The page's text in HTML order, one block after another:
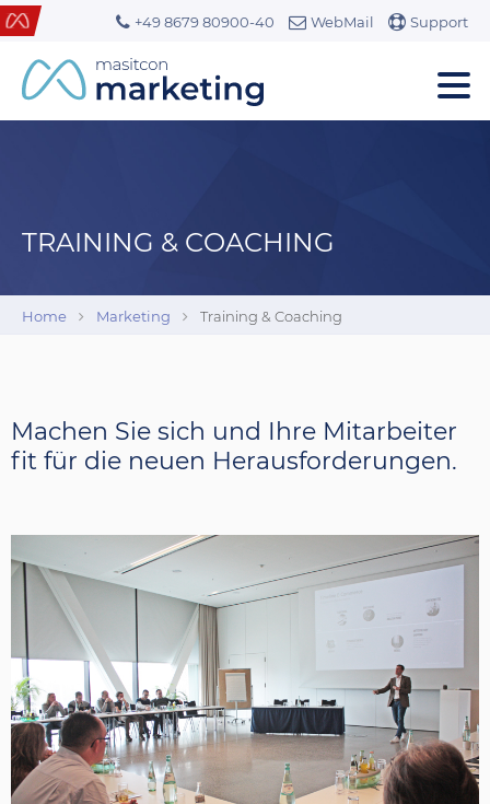
+49 8679 80900-40 WebMail Support
TRAINING & COACHING
Home Marketing Training & Coaching
Machen Sie sich und Ihre Mitarbeiter
fit für die neuen Herausforderungen.